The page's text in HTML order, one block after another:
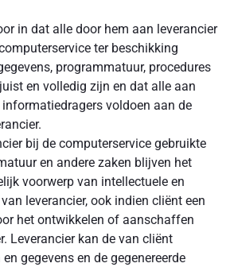
in dat alle door hem aan leverancier
ter beschikking
programmatuur, procedures
en volledig zijn en dat alle aan
informatiedragers voldoen aan de
bij de computerservice gebruikte
en andere zaken blijven het
voorwerp van intellectuele en
leverancier, ook indien cliënt een
het ontwikkelen of aanschaffen
Leverancier kan de van cliënt
gegevens en de gegenereerde